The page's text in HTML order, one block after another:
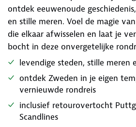
ontdek eeuwenoude
en stille meren. Voel de magie
die elkaar afwisselen en laat je
bocht in deze onvergetelijke
levendige steden, stille meren
ontdek Zweden in je eigen
vernieuwde rondreis
inclusief retourovertocht
Scandlines